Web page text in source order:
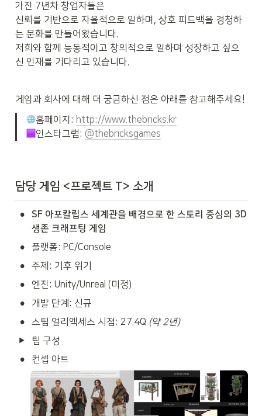
가진 7년차 창업자들은
신뢰를 기반으로 자율적으로 일하며, 상호 피드백을 경청하
는 문화를 만들어왔습니다.
저희와 함께 능동적이고 창의적으로 일하며 성장하고 싶으
신 인재를 기다리고 있습니다.
게임과 회사에 대해 더 궁금하신 점은 아래를 참고해주세요!
홈페이지: http://www.thebricks.kr
인스타그램: @thebricksgames
담당 게임 <프로젝트 T> 소개
•
SF 아포칼립스 세계관을 배경으로 한 스토리 중심의 3D
생존 크래프팅 게임
• 플랫폼: PC/Console
• 주제: 기후 위기
• 엔진: Unity/Unreal (미정)
• 개발 단계: 신규
• 스팀 얼리엑세스 시점: 27.4Q (약 2년)
팀 구성
• 컨셉 아트